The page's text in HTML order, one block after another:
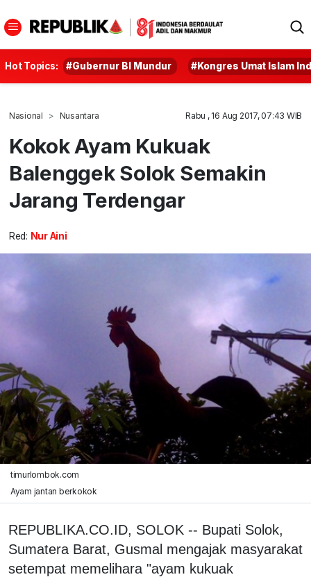
Hot Topics: #Gubernur BI Mundur #Kongres Umat Islam
Nasional Nusantara Rabu , 16 Aug 2017, 07:43 WIB
Kokok Ayam Kukuak
Balenggek Solok Semakin
Jarang Terdengar
Red: Nur Aini
timurlombok.com
Ayam jantan berkokok
REPUBLIKA.CO.ID, SOLOK -- Bupati Solok,
Sumatera Barat, Gusmal mengajak masyarakat
setempat memelihara "ayam kukuak